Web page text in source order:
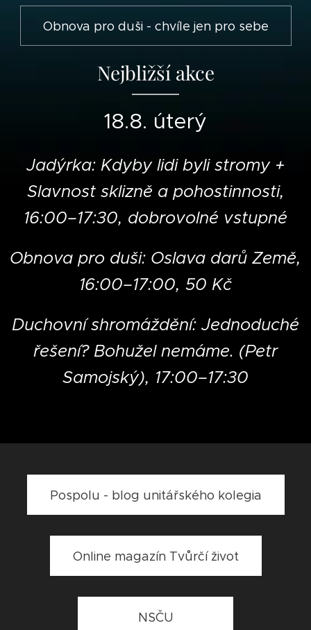
Obnova pro duši - chvíle jen pro sebe
Nejbližší akce
18.8. úterý
Jadýrka: Kdyby lidi byli stromy +
Slavnost sklizně a pohostinnosti,
16:00–17:30, dobrovolné vstupné
Obnova pro duši: Oslava darů Země,
16:00–17:00, 50 Kč
Duchovní shromáždění: Jednoduché
řešení? Bohužel nemáme. (Petr
Samojský), 17:00–17:30
Pospolu - blog unitářského kolegia
Online magazín Tvůrčí život
NSČU